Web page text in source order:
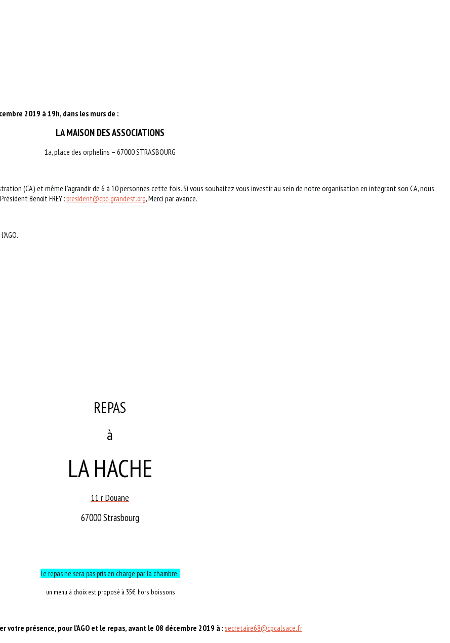
2019 à 19h, dans les murs de :
LA MAISON DES ASSOCIATIONS
1a, place des orphelins – 67000 STRASBOURG
(CA) et même l'agrandir de 6 à 10 personnes cette fois. Si vous souhaitez vous investir au sein de notre organisation en intégrant son CA, nous
Benoit FREY :president@cpc-grandest.org, Merci par avance.
REPAS
à
LA HACHE
11 r Douane
67000 Strasbourg
Le repas ne sera pas pris en charge par la chambre.
un menu à choix est proposé à 35€, hors boissons
présence, pour l’AGO et le repas, avant le 08 décembre 2019 à :secretaire68@cpcalsace.fr